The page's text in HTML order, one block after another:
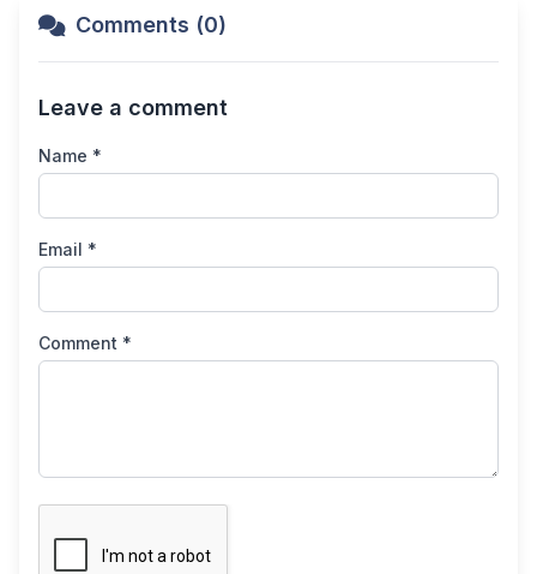
Comments (0)
Leave a comment
Name *
Email *
Comment *